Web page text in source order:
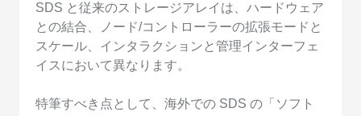
SDS と従来のストレージアレイは、ハードウェア
との結合、ノード/コントローラーの拡張モードと
スケール、インタラクションと管理インターフェ
イスにおいて異なります。
特筆すべき点として、海外での SDS の「ソフト